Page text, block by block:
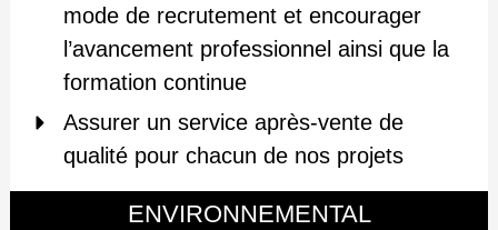
mode de recrutement et encourager
l’avancement professionnel ainsi que la
formation continue
Assurer un service après-vente de
qualité pour chacun de nos projets
ENVIRONNEMENTAL